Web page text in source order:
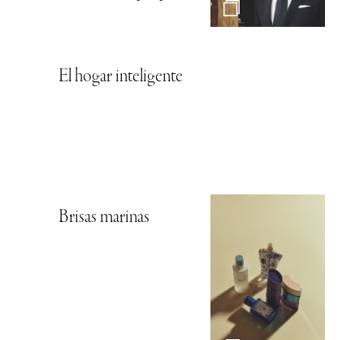
El hogar inteligente
Brisas marinas